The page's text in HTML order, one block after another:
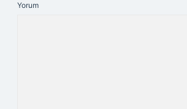
Yorum